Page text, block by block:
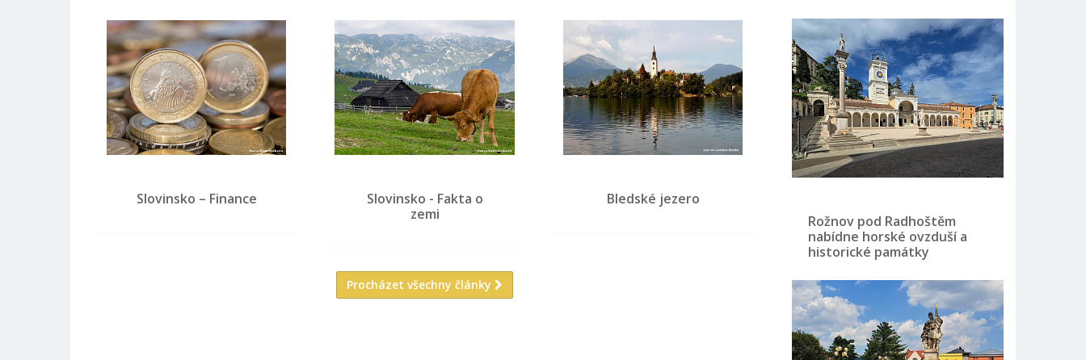
Slovinsko – Finance
Slovinsko - Fakta o
zemi
Bledské jezero
Procházet všechny články
Rožnov pod Radhoštěm
nabídne horské ovzduší a
historické památky